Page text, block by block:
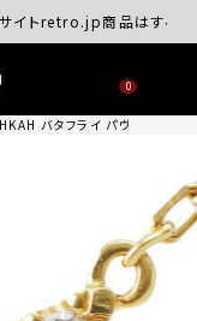
retro.jp商品はすべて正規
0
バタフライ パヴェダイ